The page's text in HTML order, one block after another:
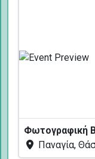
Φωτογραφική
Παναγία,